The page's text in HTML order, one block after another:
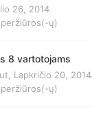
26, 2014
peržiūros(-ų)
8 vartotojams
Lapkričio 20, 2014
peržiūros(-ų)